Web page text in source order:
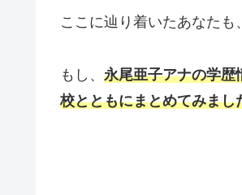
ここに辿り着いたあなた
もし、 永尾亜子アナの学歴
校とともにまとめてみまし